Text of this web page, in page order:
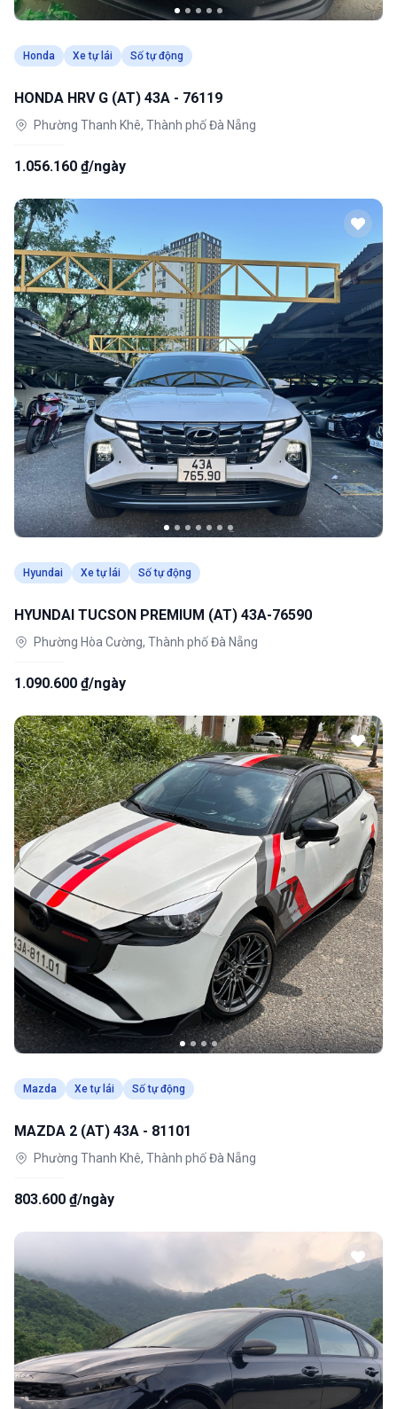
Honda Xe tự lái Số tự động
HONDA HRV G (AT) 43A - 76119
Phường Thanh Khê, Thành phố Đà Nẵng
1.056.160 ₫/ngày
Hyundai Xe tự lái Số tự động
HYUNDAI TUCSON PREMIUM (AT) 43A-76590
Phường Hòa Cường, Thành phố Đà Nẵng
1.090.600 ₫/ngày
Mazda Xe tự lái Số tự động
MAZDA 2 (AT) 43A - 81101
Phường Thanh Khê, Thành phố Đà Nẵng
803.600 ₫/ngày